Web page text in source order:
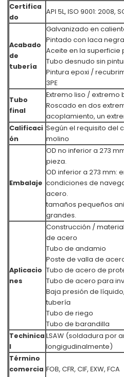
Certifica
do
API 5L, ISO 9001: 2008,
Acabado
de
tubería
Galvanizado en
Pintado con laca
Aceite en la superficie
Tubo desnudo sin
Pintura epoxi /
3PE
Tubo
final
Extremo liso / extremo
Roscado en dos
acoplamiento, un
Calificaci
ón
Según el requisito del
molino
Embalaje
OD no inferior a 273
pieza.
OD inferior a 273 mm:
condiciones de
acero.
tamaños pequeños
grandes.
Aplicacio
nes
Construcción /
de acero
Tubo de andamio
Poste de valla de
Tubo de acero de
Tubo de acero para
Baja presión de
tubería
Tubo de riego
Tubo de barandilla
Techinica
l
LSAW (soldadura por
longigudinalmente)
Término
comercia FOB, CFR, CIF, EXW, FCA